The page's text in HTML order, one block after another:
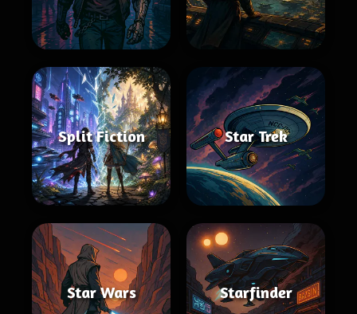
Split Fiction Star Trek
Star Wars Starfinder